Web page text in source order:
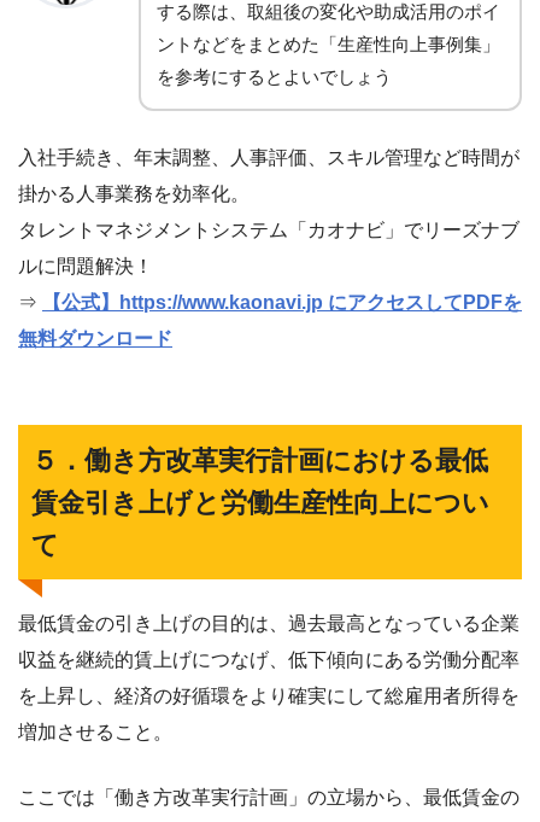
する際は、取組後の変化や助成活用のポイ
ントなどをまとめた「生産性向上事例集」
を参考にするとよいでしょう
入社手続き、年末調整、人事評価、スキル管理など時間が
掛かる人事業務を効率化。
タレントマネジメントシステム「カオナビ」でリーズナブ
ルに問題解決！
⇒
【公式】https://www.kaonavi.jp にアクセスしてPDFを
無料ダウンロード
５．働き方改革実行計画における最低
賃金引き上げと労働生産性向上につい
て
最低賃金の引き上げの目的は、過去最高となっている企業
収益を継続的賃上げにつなげ、低下傾向にある労働分配率
を上昇し、経済の好循環をより確実にして総雇用者所得を
増加させること。
ここでは「働き方改革実行計画」の立場から、最低賃金の